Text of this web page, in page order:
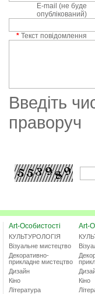
E-mail (не буде
опублікований)
* Текст повідомлення
Введіть
праворуч
Art-Особистості
КУЛЬТУРОЛОГІЯ
Візуальне мистецтво
Декоративно-
прикладне мистецтво
Дизайн
Кіно
Література
Art-
Кіно